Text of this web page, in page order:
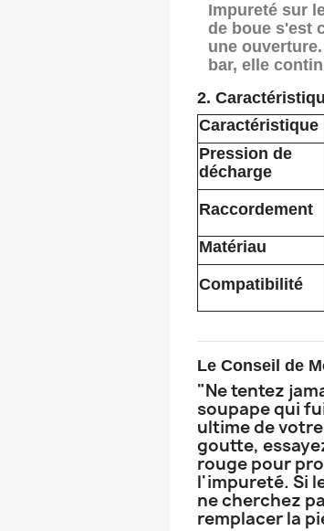
Impureté sur
de boue s'est
une
bar, elle
2.
Caractéristique
Pression de
décharge
Raccordement
Matériau
Compatibilité
Le Conseil de
"Ne tentez
soupape qui
ultime de
goutte,
rouge pour
l'impureté. Si
ne cherchez
remplacer la